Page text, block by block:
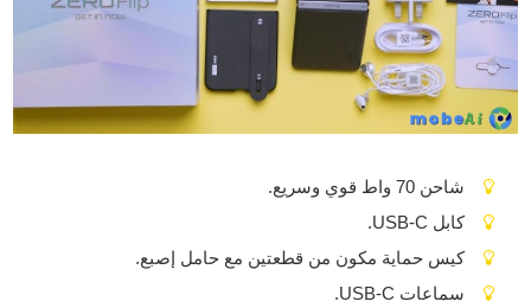
شاحن 70 واط قوي وسريع.
كابل USB-C.
كيس حماية مكون من قطعتين مع حامل إصبع.
سماعات USB-C.